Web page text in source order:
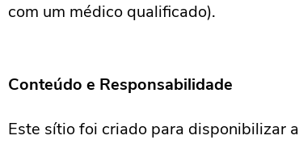
com um médico qualificado).
Conteúdo e Responsabilidade
Este sítio foi criado para disponibilizar